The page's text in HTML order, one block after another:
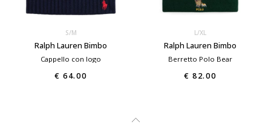
S/M
Ralph Lauren Bimbo
Cappello con logo
€ 64.00
L/XL
Ralph Lauren Bimbo
Berretto Polo Bear
€ 82.00